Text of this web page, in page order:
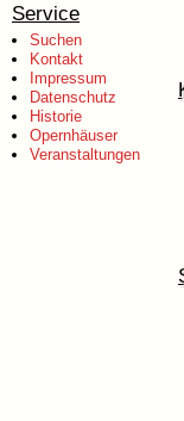
Service
Suchen
Kontakt
Impressum
Datenschutz
Historie
Opernhäuser
Veranstaltungen